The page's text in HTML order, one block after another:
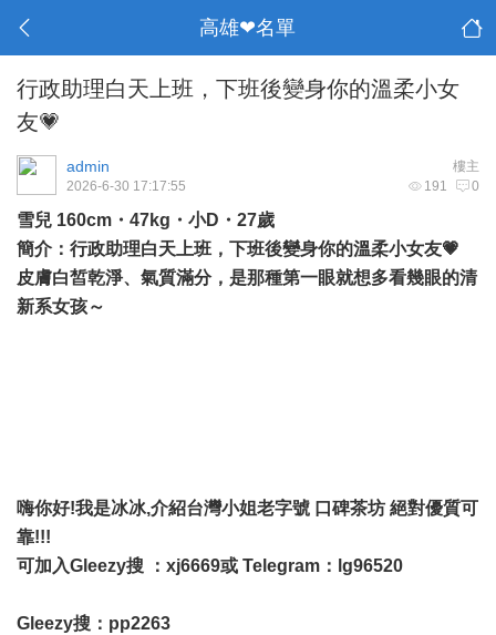
高雄❤名單
行政助理白天上班，下班後變身你的溫柔小女
友💗
樓主
admin
191 0
2026-6-30 17:17:55
雪兒 160cm・47kg・小D・27歲
簡介：行政助理白天上班，下班後變身你的溫柔小女友💗
皮膚白皙乾淨、氣質滿分，是那種第一眼就想多看幾眼的清
新系女孩～
嗨你好!我是冰冰,介紹台灣小姐老字號 口碑茶坊 絕對優質可
靠!!!
可加入Gleezy搜 ：xj6669或 Telegram：lg96520
Gleezy搜：pp2263